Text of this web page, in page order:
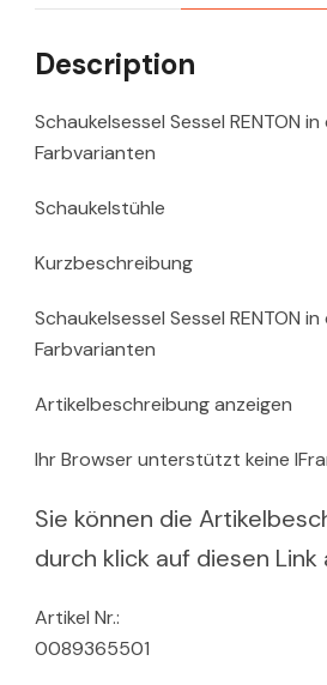
Description
Schaukelsessel Sessel RENTON
Farbvarianten
Schaukelstühle
Kurzbeschreibung
Schaukelsessel Sessel RENTON
Farbvarianten
Artikelbeschreibung anzeigen
Ihr Browser unterstützt keine
Sie können die
durch klick auf diesen Link
Artikel Nr.:
0089365501